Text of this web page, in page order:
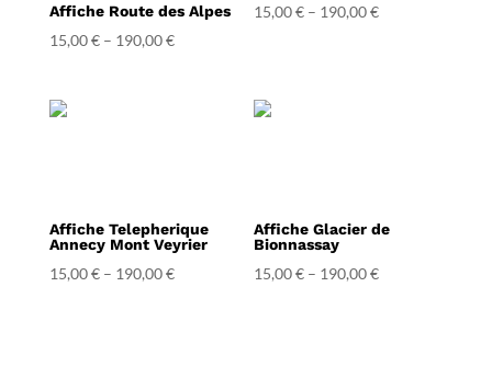
Affiche Route des Alpes
15,00€– 190,00€
15,00€ – 190,00€
Affiche Telepherique
Annecy Mont Veyrier
15,00€– 190,00€
Affiche Glacier de
Bionnassay
15,00€ – 190,00€